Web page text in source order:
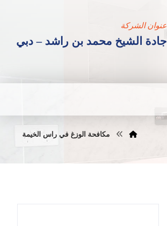
عنوان الشركة
جادة الشيخ محمد بن راشد – دبي
مكافحة الوزغ في راس الخيمة